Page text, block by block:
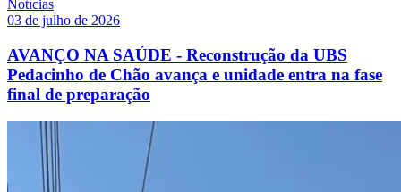
Notícias
03 de julho de 2026
AVANÇO NA SAÚDE - Reconstrução da UBS
Pedacinho de Chão avança e unidade entra na fase
final de preparação